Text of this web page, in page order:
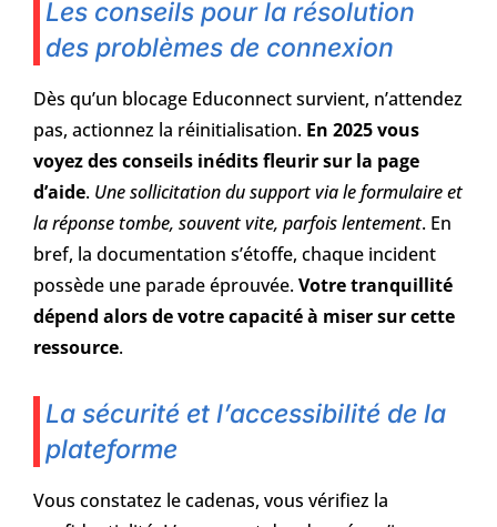
Les conseils pour la résolution
des problèmes de connexion
Dès qu’un blocage Educonnect survient, n’attendez
pas, actionnez la réinitialisation. En 2025 vous
voyez des conseils inédits fleurir sur la page
d’aide. Une sollicitation du support via le formulaire et
la réponse tombe, souvent vite, parfois lentement. En
bref, la documentation s’étoffe, chaque incident
possède une parade éprouvée.Votre tranquillité
dépend alors de votre capacité à miser sur cette
ressource.
La sécurité et l’accessibilité de la
plateforme
Vous constatez le cadenas, vous vérifiez la